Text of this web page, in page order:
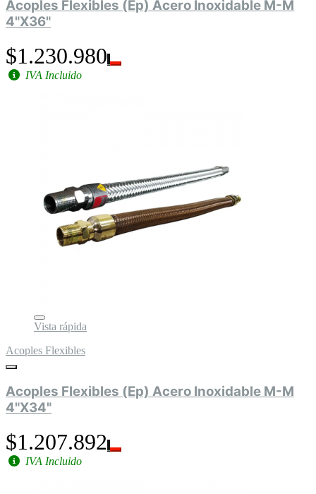
Acoples Flexibles (Ep) Acero Inoxidable M-M
4"X36"
$1.230.980
IVA Incluido
Vista rápida
Acoples Flexibles
Acoples Flexibles (Ep) Acero Inoxidable M-M
4"X34"
$1.207.892
IVA Incluido